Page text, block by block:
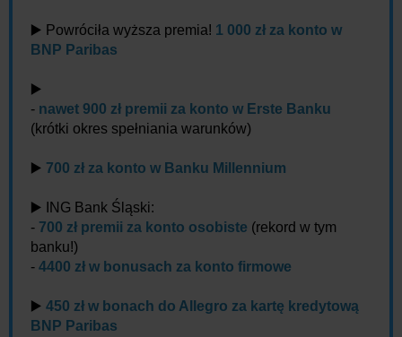
▶️ Powróciła wyższa premia! 1 000 zł za konto w
BNP Paribas
▶️
- nawet 900 zł premii za konto w Erste Banku
(krótki okres spełniania warunków)
▶️ 700 zł za konto w Banku Millennium
▶️ ING Bank Śląski:
- 700 zł premii za konto osobiste (rekord w tym
banku!)
- 4400 zł w bonusach za konto firmowe
▶️ 450 zł w bonach do Allegro za kartę kredytową
BNP Paribas